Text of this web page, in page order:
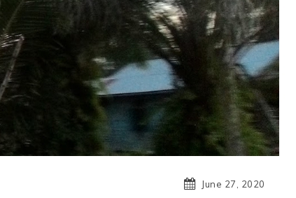
June 27, 2020